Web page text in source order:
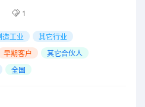
1
造工业 其它行业
早期客户 其它合伙人
全国